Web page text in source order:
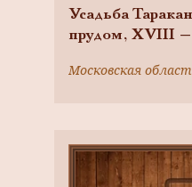
Усадьба
прудом, XVIII